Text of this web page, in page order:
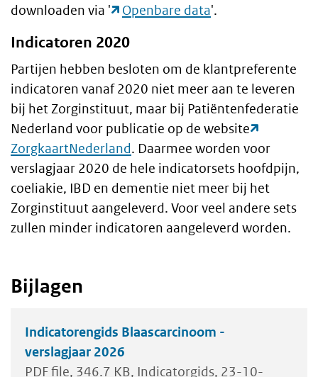
downloaden via '
Openbare data'.
Indicatoren 2020
Partijen hebben besloten om de klantpreferente
indicatoren vanaf 2020 niet meer aan te leveren
bij het Zorginstituut, maar bij Patiëntenfederatie
Nederland voor publicatie op de website
ZorgkaartNederland. Daarmee worden voor
verslagjaar 2020 de hele indicatorsets hoofdpijn,
coeliakie, IBD en dementie niet meer bij het
Zorginstituut aangeleverd. Voor veel andere sets
zullen minder indicatoren aangeleverd worden.
Bijlagen
Indicatorengids Blaascarcinoom -
verslagjaar 2026
PDF file 346.7 KB Indicatorgids 23-10-